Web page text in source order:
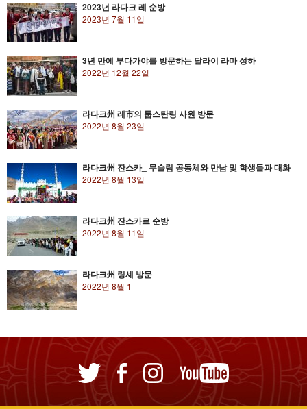
2023년 라다크 레 순방
2023년 7월 11일
3년 만에 부다가야를 방문하는 달라이 라마 성하
2022년 12월 22일
라다크州 레市의 툽스탄링 사원 방문
2022년 8월 23일
라다크州 잔스카_ 무슬림 공동체와 만남 및 학생들과 대화
2022년 8월 13일
라다크州 잔스카르 순방
2022년 8월 11일
라다크州 링셰 방문
2022년 8월 1